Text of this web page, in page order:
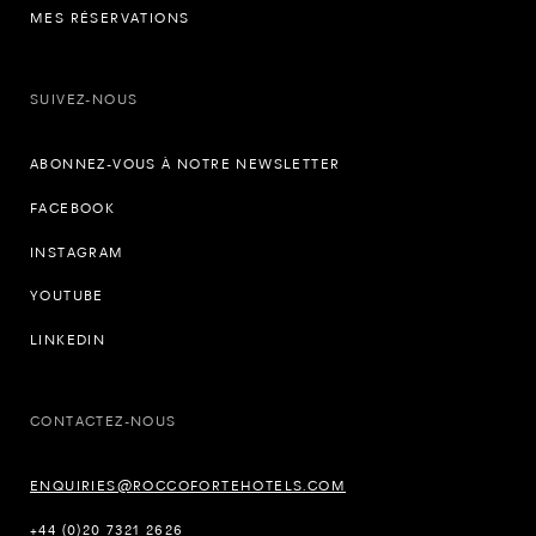
MES RÉSERVATIONS
SUIVEZ-NOUS
ABONNEZ-VOUS À NOTRE NEWSLETTER
FACEBOOK
INSTAGRAM
YOUTUBE
LINKEDIN
CONTACTEZ-NOUS
ENQUIRIES@ROCCOFORTEHOTELS.COM
+44 (0)20 7321 2626